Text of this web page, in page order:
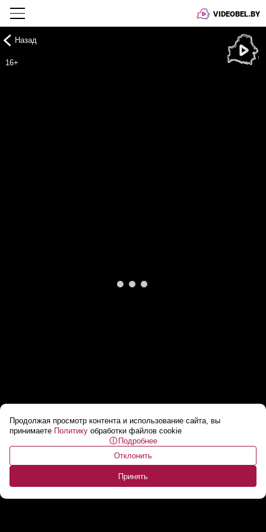
VIDEOBEL.BY
Продолжая просмотр контента и использование сайта, вы
принимаете Политику обработки файлов cookie
Подробнее
Отклонить
Принять
Назад
16+
Мирзиёев дома у Лукашенко: Привет,
дорогой! Спасибо, что приехал!...